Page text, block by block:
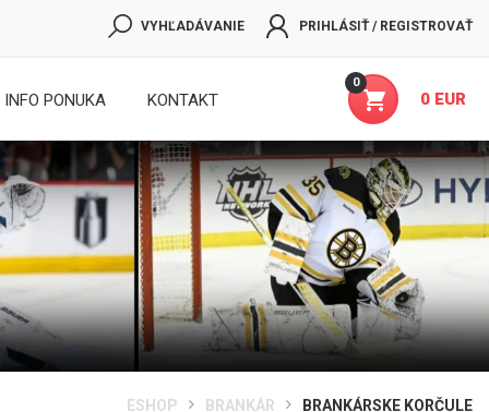
VYHĽADÁVANIE PRIHLÁSIŤ / REGISTROVAŤ
0
0 EUR
INFO PONUKA KONTAKT
ESHOP BRANKÁR BRANKÁRSKE KORČULE